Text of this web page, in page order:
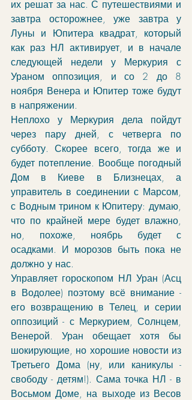
их решат за нас. С путешествиями и
завтра осторожнее, уже завтра у
Луны и Юпитера квадрат, который
как раз НЛ активирует, и в начале
следующей недели у Меркурия с
Ураном оппозиция, и со 2 до 8
ноября Венера и Юпитер тоже будут
в напряжении.
Неплохо у Меркурия дела пойдут
через пару дней, с четверга по
субботу. Скорее всего, тогда же и
будет потепление. Вообще погодный
Дом в Киеве в Близнецах, а
управитель в соединении с Марсом,
с Водным трином к Юпитеру: думаю,
что по крайней мере будет влажно,
но, похоже, ноябрь будет с
осадками. И морозов быть пока не
должно у нас.
Управляет гороскопом НЛ Уран (Асц
в Водолее) поэтому всё внимание -
его возвращению в Телец, и серии
оппозиций - с Меркурием, Солнцем,
Венерой. Уран обещает хотя бы
шокирующие, но хорошие новости из
Третьего Дома (ну, или каникулы -
свободу - детям!). Сама точка НЛ - в
Восьмом Доме, на выходе из Весов